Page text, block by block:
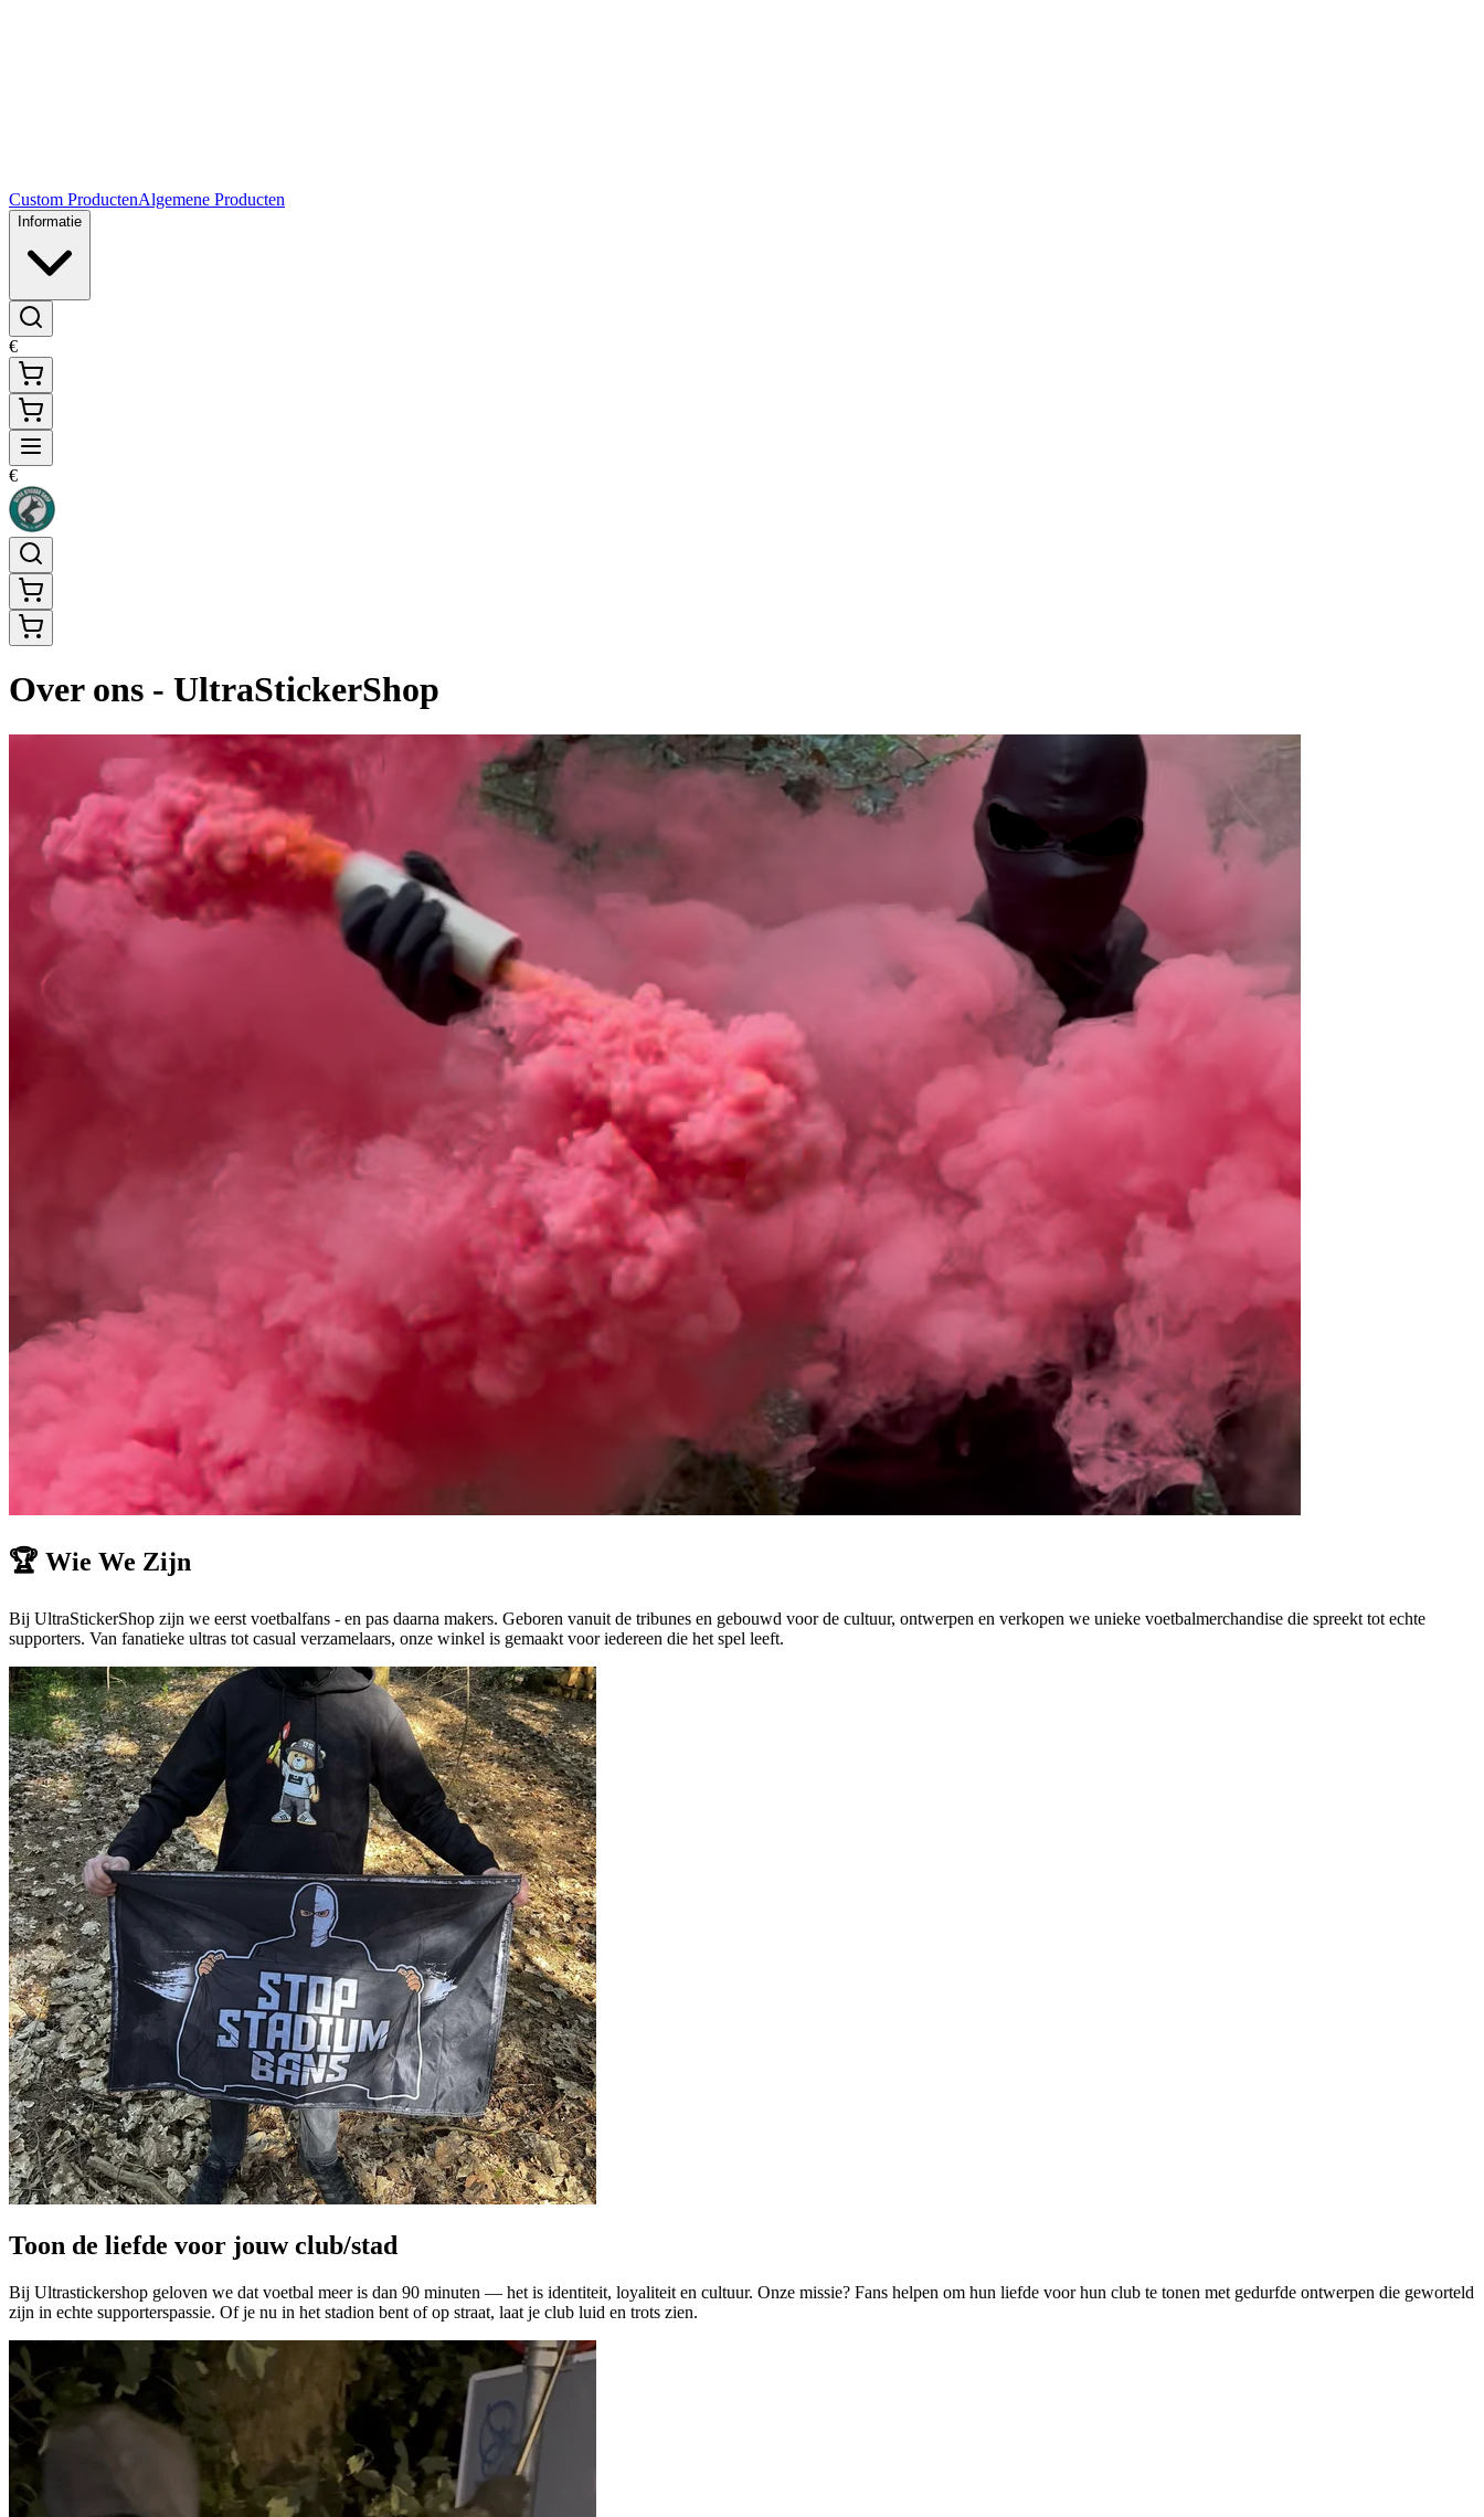
Custom ProductenAlgemene Producten
Informatie
€
€
Over ons - UltraStickerShop
🏆 Wie We Zijn
Bij UltraStickerShop zijn we eerst voetbalfans - en pas daarna makers. Geboren vanuit de tribunes en gebouwd voor de cultuur, ontwerpen en verkopen we unieke voetbalmerchandise die spreekt tot echte
supporters. Van fanatieke ultras tot casual verzamelaars, onze winkel is gemaakt voor iedereen die het spel leeft.
Toon de liefde voor jouw club/stad
Bij Ultrastickershop geloven we dat voetbal meer is dan 90 minuten — het is identiteit, loyaliteit en cultuur. Onze missie? Fans helpen om hun liefde voor hun club te tonen met gedurfde ontwerpen die geworteld
zijn in echte supporterspassie. Of je nu in het stadion bent of op straat, laat je club luid en trots zien.